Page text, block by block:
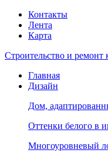
Контакты
Лента
Карта
Строительство и ремонт
Главная
Дизайн
Дом,
Оттенки белого в
Многоуровневый